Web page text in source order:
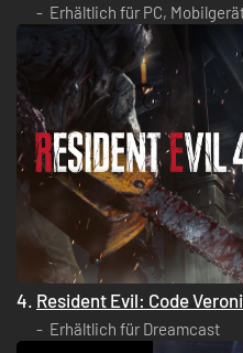
Erhältlich für PC,
4. Resident Evil: Code
Erhältlich für Dreamcast